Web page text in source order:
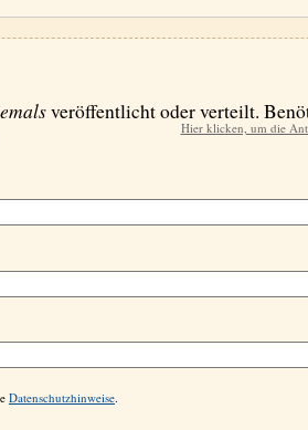
Hier klicken, um die
veröffentlicht oder verteilt.
Datenschutzhinweise.